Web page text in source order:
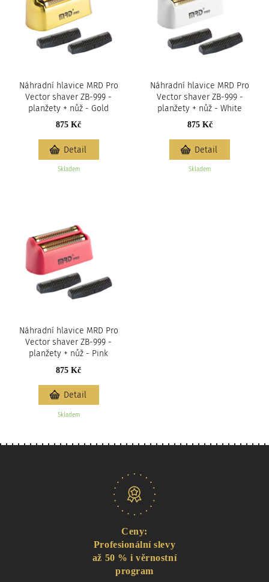
Náhradní hlavice MRD Pro
Vector shaver ZB-999 -
planžety + nůž - Gold
875 Kč
Skladem
Detail
Náhradní hlavice MRD Pro
Vector shaver ZB-999 -
planžety + nůž - White
875 Kč
Skladem
Detail
Náhradní hlavice MRD Pro
Vector shaver ZB-999 -
planžety + nůž - Pink
875 Kč
Skladem
Detail
Ceny:
Profesionální slevy
až 50 % i věrnostní
program